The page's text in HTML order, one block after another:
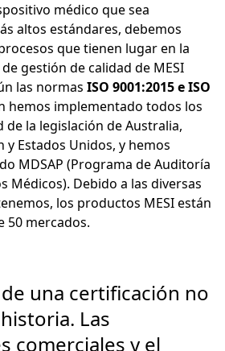
médico que sea
altos estándares, debemos
que tienen lugar en la
gestión de calidad de MESI
las normas ISO 9001:2015 e ISO
hemos implementado todos los
de la legislación de Australia,
y Estados Unidos, y hemos
MDSAP (Programa de Auditoría
Médicos). Debido a las diversas
los productos MESI están
50 mercados.
una certificación no
Las
comerciales y el